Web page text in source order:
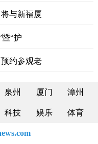
与新福厦
“护
约参观老
泉州 厦门 漳州
科技 娱乐 体育